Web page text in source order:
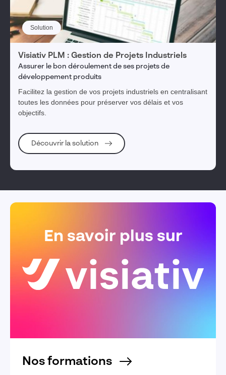
Solution
Visiativ PLM : Gestion de Projets Industriels
Assurer le bon déroulement de ses projets de
développement produits
Facilitez la gestion de vos projets industriels en centralisant
toutes les données pour préserver vos délais et vos
objectifs.
Découvrir la solution
En savoir plus sur
Nos formations